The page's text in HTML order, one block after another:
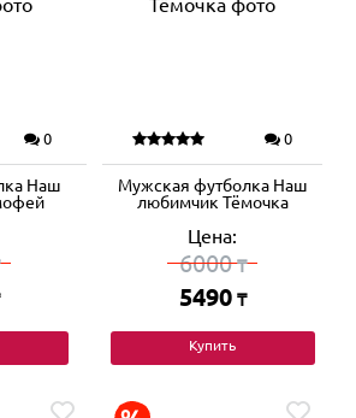
0
Наш
0
Мужская футболка Наш
любимчик Тёмочка
Цена:
6000₸
5490 ₸
Купить